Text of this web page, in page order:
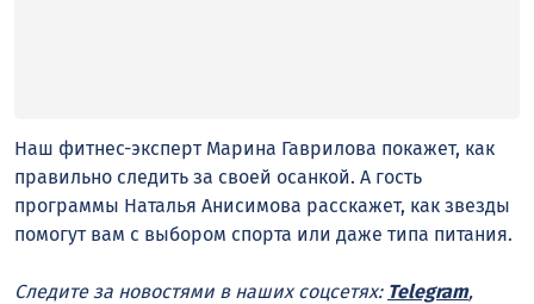
Наш фитнес-эксперт Марина Гаврилова покажет, как
правильно следить за своей осанкой. А гость
программы Наталья Анисимова расскажет, как звезды
помогут вам с выбором спорта или даже типа питания.
Следите за новостями в наших соцсетях: Telegram,